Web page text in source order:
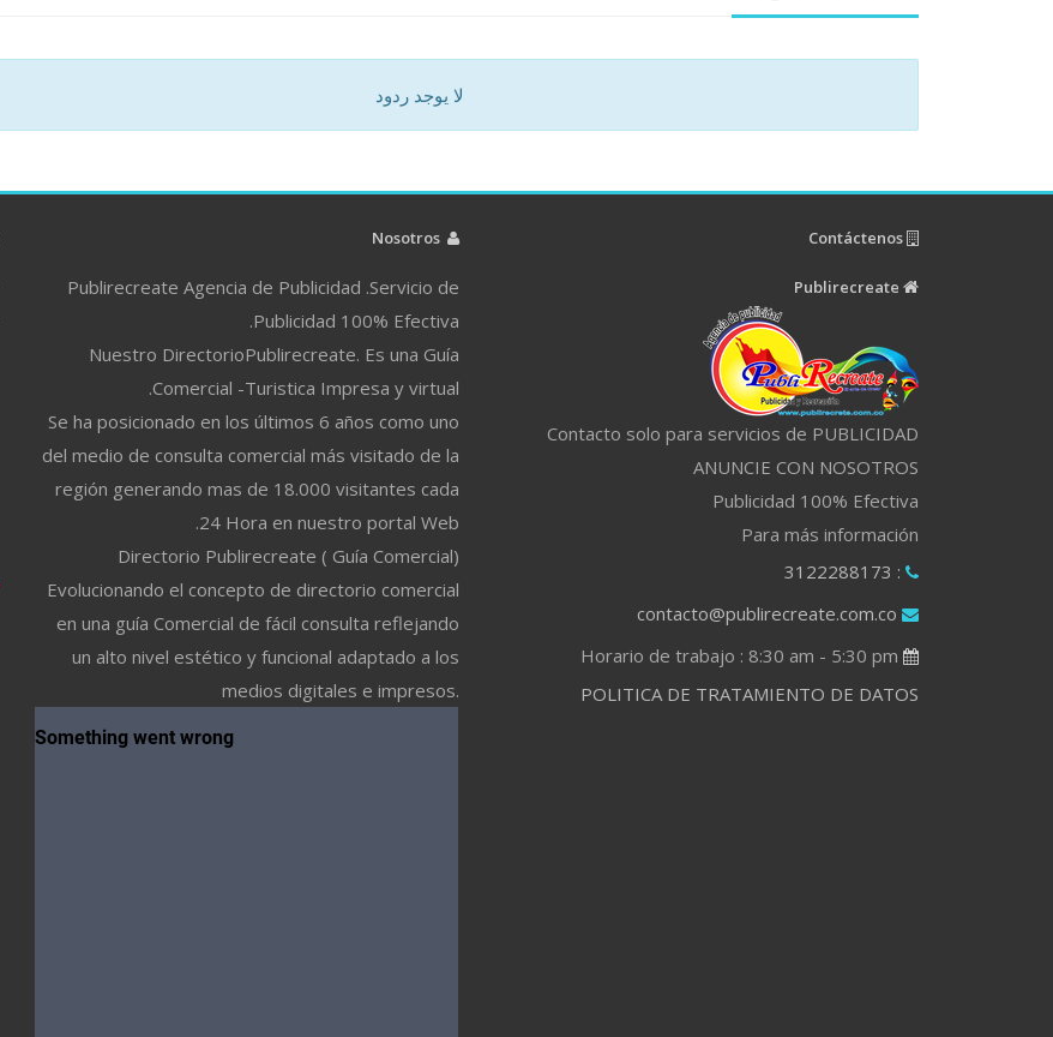
لا يوجد ردود
Contacto solo para servicios de PUBLICIDAD
ANUNCIE CON NOSOTROS
Publicidad 100% Efectiva
Para más información
: 3122288173
contacto@publirecreate.com.co
POLITICA DE TRATAMIENTO DE DATOS
Nosotros
Publirecreate Agencia de Publicidad .Servicio de
Publicidad 100% Efectiva.
Nuestro DirectorioPublirecreate. Es una Guía
Comercial -Turistica Impresa y virtual.
Se ha posicionado en los últimos 6 años como uno
del medio de consulta comercial más visitado de la
región generando mas de 18.000 visitantes cada
24 Hora en nuestro portal Web.
Directorio Publirecreate ( Guía Comercial)
Evolucionando el concepto de directorio comercial
en una guía Comercial de fácil consulta reflejando
un alto nivel estético y funcional adaptado a los
medios digitales e impresos.